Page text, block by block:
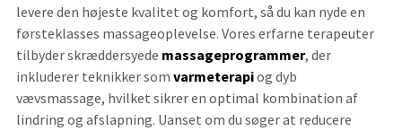
levere den højeste kvalitet og komfort, så du kan nyde en
førsteklasses massageoplevelse. Vores erfarne terapeuter
tilbyder skræddersyede massageprogrammer, der
inkluderer teknikker som varmeterapiog dyb
vævsmassage, hvilket sikrer en optimal kombination af
lindring og afslapning. Uanset om du søger at reducere